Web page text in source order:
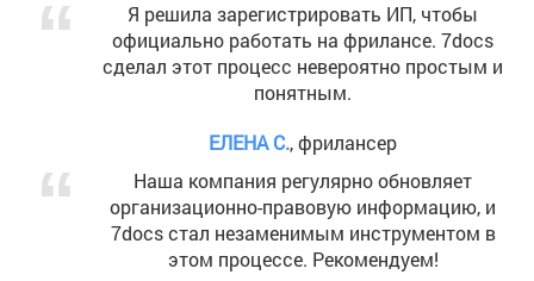
Я решила зарегистрировать ИП, чтобы
официально работать на фрилансе. 7docs
сделал этот процесс невероятно простым и
понятным.
ЕЛЕНА С., фрилансер
Наша компания регулярно обновляет
организационно-правовую информацию, и
7docs стал незаменимым инструментом в
этом процессе. Рекомендуем!